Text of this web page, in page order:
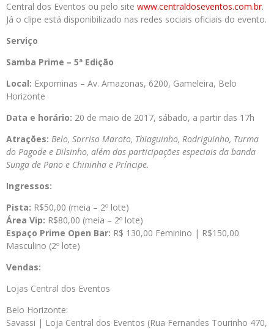
Central dos Eventos ou pelo site www.centraldoseventos.com.br.
Já o clipe está disponibilizado nas redes sociais oficiais do evento.
Serviço
Samba Prime – 5ª Edição
Local: Expominas – Av. Amazonas, 6200, Gameleira, Belo
Horizonte
Data e horário: 20 de maio de 2017, sábado, a partir das 17h
Atrações: Belo, Sorriso Maroto, Thiaguinho, Rodriguinho, Turma
do Pagode e Dilsinho, além das participações especiais da banda
Sunga de Pano e Chininha e Príncipe.
Ingressos:
Pista: R$50,00 (meia – 2º lote)
Área Vip: R$80,00 (meia – 2º lote)
Espaço Prime Open Bar: R$ 130,00 Feminino | R$150,00
Masculino (2º lote)
Vendas:
Lojas Central dos Eventos
Belo Horizonte:
Savassi | Loja Central dos Eventos (Rua Fernandes Tourinho 470,